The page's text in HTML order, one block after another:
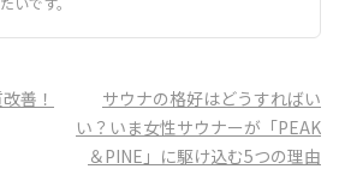
善！
サウナの格好はどうすればい
い？いま女性サウナーが「PEAK
＆PINE」に駆け込む5つの理由